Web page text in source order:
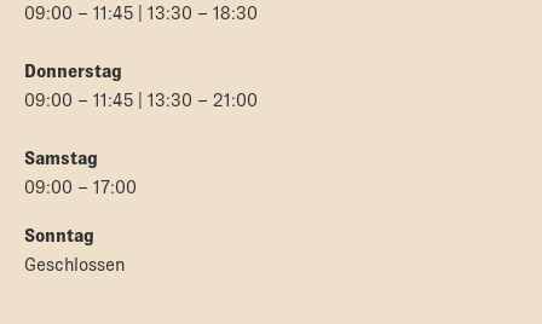
09:00 – 11:45 | 13:30 – 18:30
Donnerstag
09:00 – 11:45 | 13:30 – 21:00
Samstag
09:00 – 17:00
Sonntag
Geschlossen